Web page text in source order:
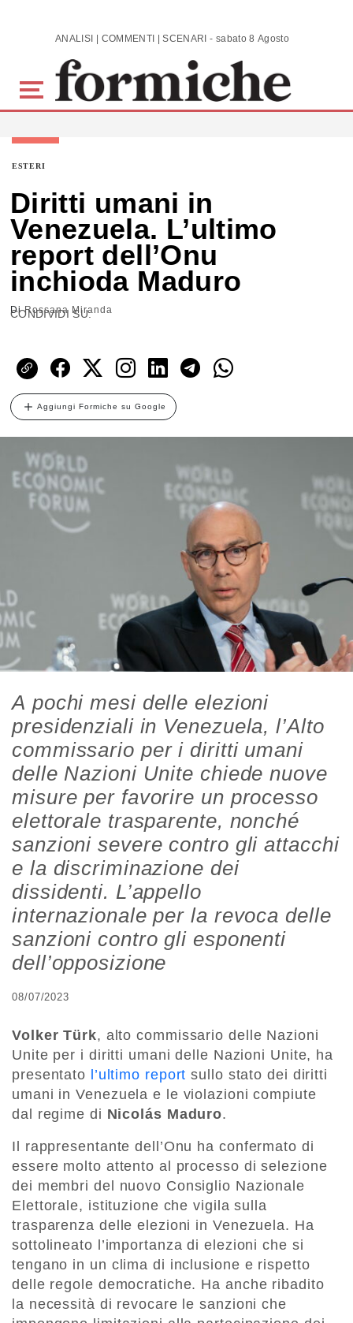
Skip to main content ANALISI | COMMENTI | SCENARI - sabato 8 Agosto 2026
ESTERI
Diritti umani in
Venezuela. L’ultimo
report dell’Onu
inchioda Maduro
DiRossana Miranda
CONDIVIDI SU:
Aggiungi Formiche su Google
A pochi mesi delle elezioni
presidenziali in Venezuela, l’Alto
commissario per i diritti umani
delle Nazioni Unite chiede nuove
misure per favorire un processo
elettorale trasparente, nonché
sanzioni severe contro gli attacchi
e la discriminazione dei
dissidenti. L’appello
internazionale per la revoca delle
sanzioni contro gli esponenti
dell’opposizione
08/07/2023
Volker Türk, alto commissario delle Nazioni
Unite per i diritti umani delle Nazioni Unite, ha
presentato
l’ultimo report sullo stato dei diritti
umani in Venezuela e le violazioni compiute
dal regime di Nicolás Maduro.
Il rappresentante dell’Onu ha confermato di
essere molto attento al processo di selezione
dei membri del nuovo Consiglio Nazionale
Elettorale, istituzione che vigila sulla
trasparenza delle elezioni in Venezuela. Ha
sottolineato l’importanza di elezioni che si
tengano in un clima di inclusione e rispetto
delle regole democratiche. Ha anche ribadito
la necessità di revocare le sanzioni che